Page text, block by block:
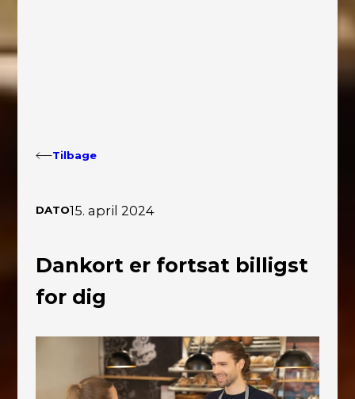
Tilbage
DATO15. april 2024
Dankort er fortsat billigst
for dig